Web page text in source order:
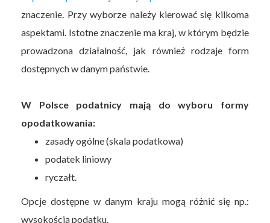
znaczenie. Przy wyborze należy kierować się kilkoma
aspektami. Istotne znaczenie ma kraj, w którym będzie
prowadzona działalność, jak również rodzaje form
dostępnych w danym państwie.
W Polsce podatnicy mają do wyboru formy
opodatkowania:
zasady ogólne (skala podatkowa)
podatek liniowy
ryczałt.
Opcje dostępne w danym kraju mogą różnić się np.:
wysokością podatku.